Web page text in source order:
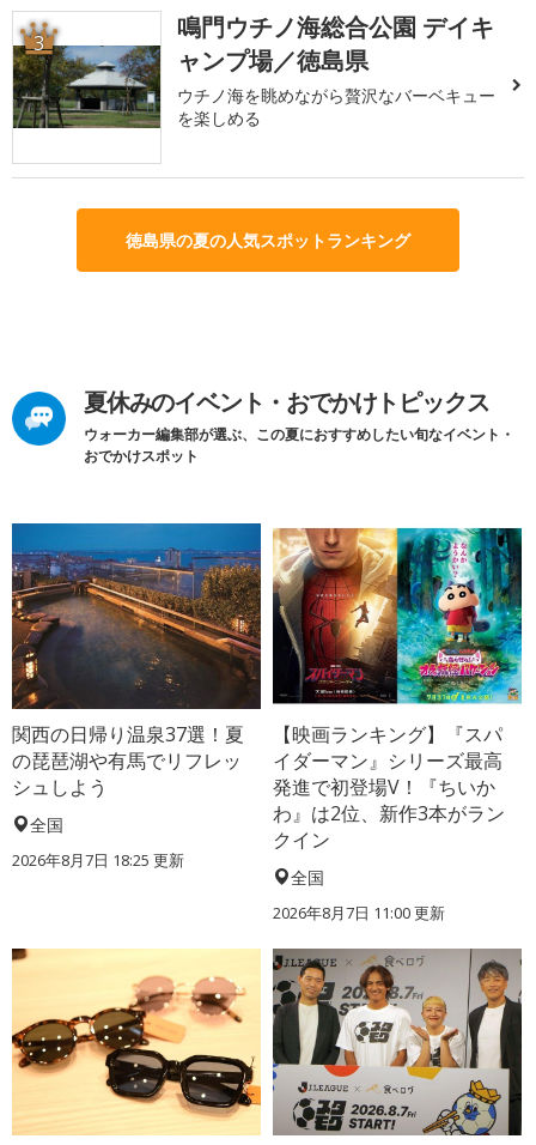
3
鳴門ウチノ海総合公園 デイキ
ャンプ場／徳島県
ウチノ海を眺めながら贅沢なバーベキュー
を楽しめる
徳島県の夏の人気スポットランキング
夏休みのイベント・おでかけトピックス
ウォーカー編集部が選ぶ、この夏におすすめしたい旬なイベント・
おでかけスポット
関西の日帰り温泉37選！夏
の琵琶湖や有馬でリフレッ
シュしよう
全国
2026年8月7日 18:25 更新
【映画ランキング】『スパ
イダーマン』シリーズ最高
発進で初登場V！『ちいか
わ』は2位、新作3本がラン
クイン
全国
2026年8月7日 11:00更新